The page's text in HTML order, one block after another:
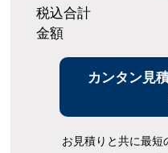
税込合計
金額
カンタン見
お見積りと共に最短